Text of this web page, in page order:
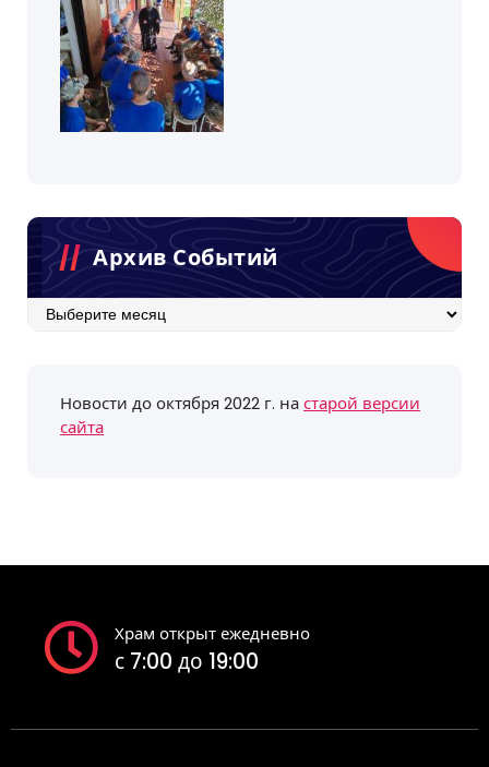
Архив Событий
Архив
Новости до октября 2022 г. настарой версии
сайта
Храм открыт ежедневно
с 7:00 до 19:00